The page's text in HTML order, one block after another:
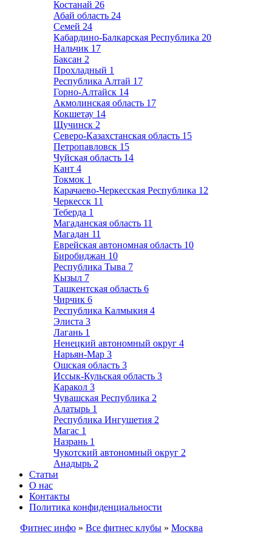
Костанай 26
Абай область 24
Семей 24
Кабардино-Балкарская Республика 20
Нальчик 17
Баксан 2
Прохладный 1
Республика Алтай 17
Горно-Алтайск 14
Акмолинская область 17
Кокшетау 14
Щучинск 2
Северо-Казахстанская область 15
Петропавловск 15
Чуйская область 14
Кант 4
Токмок 1
Карачаево-Черкесская Республика 12
Черкесск 11
Теберда 1
Магаданская область 11
Магадан 11
Еврейская автономная область 10
Биробиджан 10
Республика Тыва 7
Кызыл 7
Ташкентская область 6
Чирчик 6
Республика Калмыкия 4
Элиста 3
Лагань 1
Ненецкий автономный округ 4
Нарьян-Мар 3
Ошская область 3
Иссык-Кульская область 3
Каракол 3
Чувашская Республика 2
Алатырь 1
Республика Ингушетия 2
Магас 1
Назрань 1
Чукотский автономный округ 2
Анадырь 2
Статьи
О нас
Контакты
Политика конфиденциальности
Фитнес инфо » Все фитнес клубы » Москва